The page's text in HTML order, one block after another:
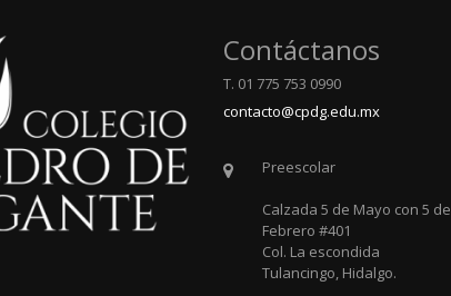
Contáctanos
T. 01 775 753 0990
contacto@cpdg.edu.mx
Preescolar
Calzada 5 de Mayo con 5 de
Febrero #401
Col. La escondida
Tulancingo, Hidalgo.